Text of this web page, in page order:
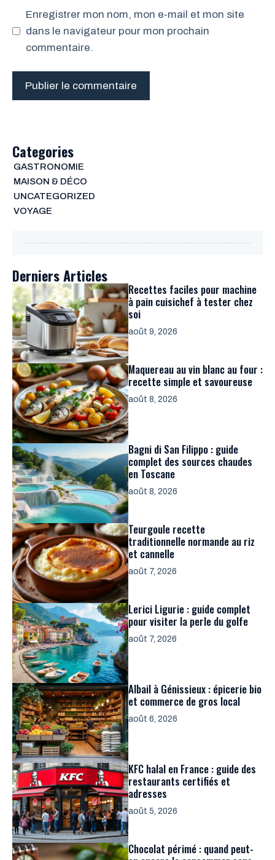
Enregistrer mon nom, mon e-mail et mon site
dans le navigateur pour mon prochain
commentaire.
Categories
GASTRONOMIE
MAISON & DÉCO
UNCATEGORIZED
VOYAGE
Derniers Articles
Recettes faciles pour machine
à pain cuisichef à tester chez
soi
août 9, 2026
Maquereau au vin blanc au four :
recette simple et savoureuse
août 8, 2026
Bagni di San Filippo : guide
complet des sources chaudes
en Toscane
août 8, 2026
Teurgoule recette
traditionnelle normande au riz
et cannelle
août 7, 2026
Lerici Ligurie : guide complet
pour visiter la perle du golfe
août 7, 2026
Albail à Génissieux : épicerie bio
et commerce de gros local
août 6, 2026
KFC halal en France : guide des
restaurants certifiés et
adresses
août 5, 2026
Chocolat périmé : quand peut-